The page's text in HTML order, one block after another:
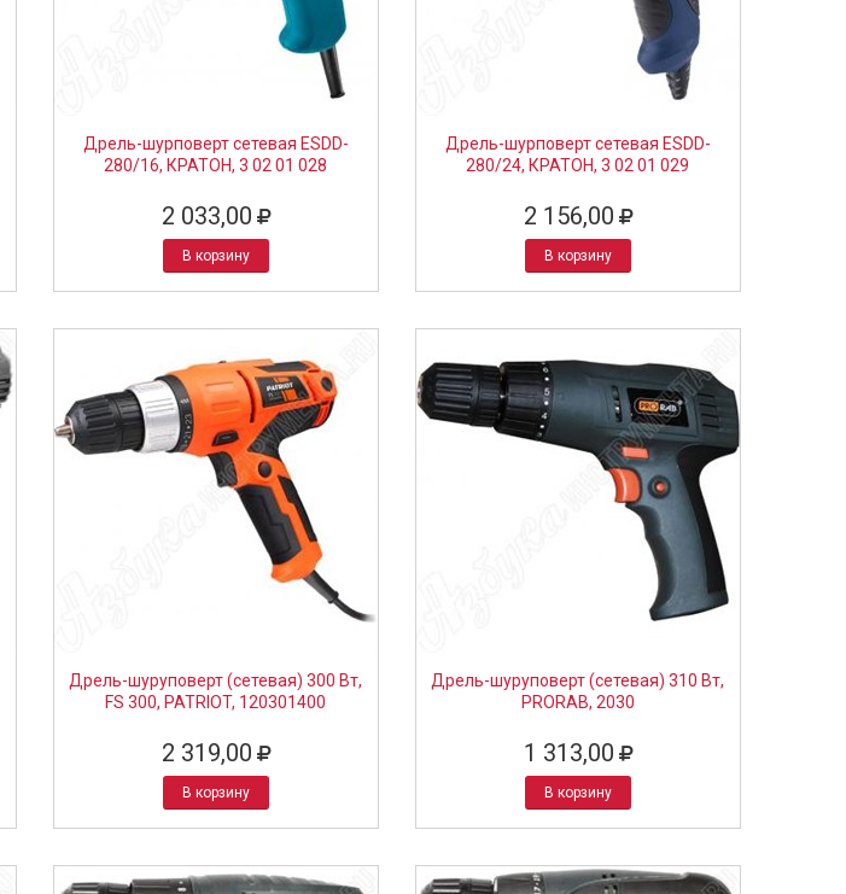
Дрель-шурповерт сетевая ESDD-
280/16, КРАТОН, 3 02 01 028
2 033,00
В корзину
Дрель-шурповерт сетевая ESDD-
280/24, КРАТОН, 3 02 01 029
2 156,00
В корзину
Дрель-шуруповерт (сетевая) 300 Вт,
FS 300, PATRIOT, 120301400
2 319,00
В корзину
Дрель-шуруповерт (сетевая) 310 Вт,
PRORAB, 2030
1 313,00
В корзину